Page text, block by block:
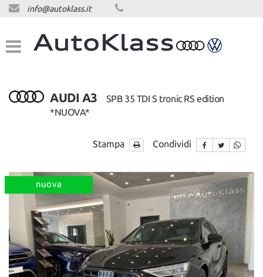
HOME
LISTA VEICOLI
NEWS
AREA COMMERCIANTI
info@autoklass.it
AUDI A3
SPB 35 TDI S tronic RS edition
*NUOVA*
Stampa Condividi
nuova